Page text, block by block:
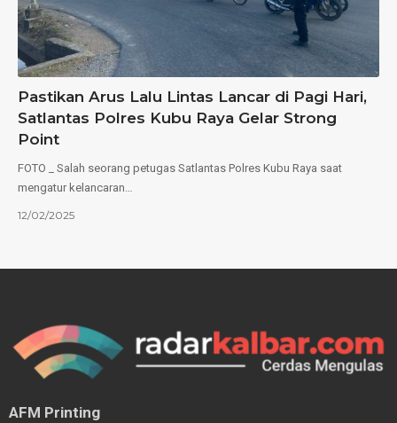
Pastikan Arus Lalu Lintas Lancar di Pagi Hari,
Satlantas Polres Kubu Raya Gelar Strong
Point
FOTO _ Salah seorang petugas Satlantas Polres Kubu Raya saat
mengatur kelancaran…
12/02/2025
AFM Printing